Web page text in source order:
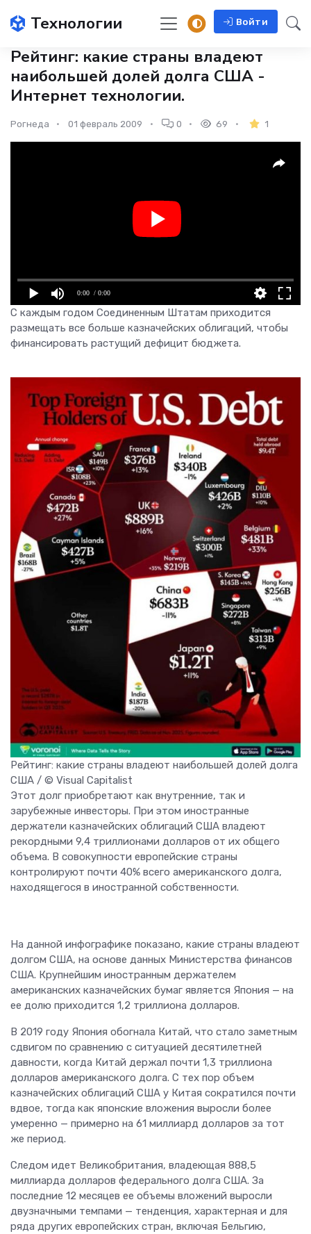
Технологии Войти
Рейтинг: какие страны владеют
наибольшей долей долга США -
Интернет технологии.
Рогнеда 01 февраль 2009 0 69 1
0:00 / 0:00
С каждым годом Соединенным Штатам приходится
размещать все больше казначейских облигаций, чтобы
финансировать растущий дефицит бюджета.
Рейтинг: какие страны владеют наибольшей долей долга
США / © Visual Capitalist
Этот долг приобретают как внутренние, так и
зарубежные инвесторы. При этом иностранные
держатели казначейских облигаций США владеют
рекордными 9,4 триллионами долларов от их общего
объема. В совокупности европейские страны
контролируют почти 40% всего американского долга,
находящегося в иностранной собственности.
На данной инфографике показано, какие страны владеют
долгом США, на основе данных Министерства финансов
США. Крупнейшим иностранным держателем
американских казначейских бумаг является Япония — на
ее долю приходится 1,2 триллиона долларов.
В 2019 году Япония обогнала Китай, что стало заметным
сдвигом по сравнению с ситуацией десятилетней
давности, когда Китай держал почти 1,3 триллиона
долларов американского долга. С тех пор объем
казначейских облигаций США у Китая сократился почти
вдвое, тогда как японские вложения выросли более
умеренно — примерно на 61 миллиард долларов за тот
же период.
Следом идет Великобритания, владеющая 888,5
миллиарда долларов федерального долга США. За
последние 12 месяцев ее объемы вложений выросли
двузначными темпами — тенденция, характерная и для
ряда других европейских стран, включая Бельгию,